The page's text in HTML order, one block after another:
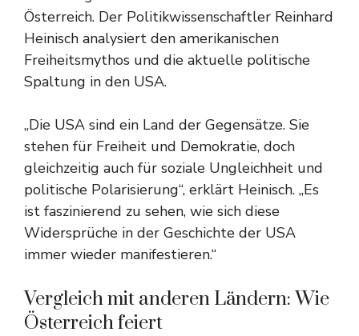
Österreich. Der Politikwissenschaftler Reinhard
Heinisch analysiert den amerikanischen
Freiheitsmythos und die aktuelle politische
Spaltung in den USA.
„Die USA sind ein Land der Gegensätze. Sie
stehen für Freiheit und Demokratie, doch
gleichzeitig auch für soziale Ungleichheit und
politische Polarisierung“, erklärt Heinisch. „Es
ist faszinierend zu sehen, wie sich diese
Widersprüche in der Geschichte der USA
immer wieder manifestieren.“
Vergleich mit anderen Ländern: Wie
Österreich feiert